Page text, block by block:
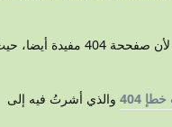
لا أعتقد أن هناك هناك سببا يدعو لإعادة توجيه تلك الصّفحححات إلى الصّفحححة الرّئيسيّة، لأن صفححة 404
404
والذي أشرتُ فيه إلى